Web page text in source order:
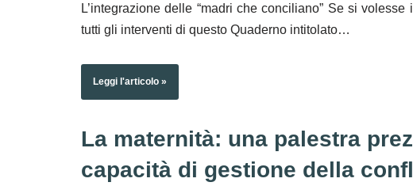
L’integrazione delle “madri che conciliano” Se si
tutti gli interventi di questo Quaderno intitolato…
Leggi l'articolo »
La maternità: una palestra
capacità di gestione della